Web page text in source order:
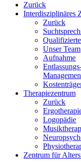
Zurück
Interdisziplinäres
Zurück
Unser Team
Aufnahme
Therapiezentrum
Zurück
Logopädie
Zentrum für